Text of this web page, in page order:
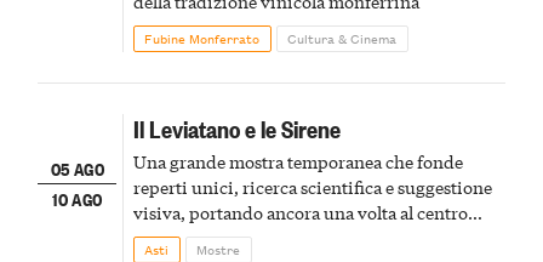
Fubine Monferrato Cultura & Cinema
05 AGO
10 AGO
Il Leviatano e le Sirene
Una grande mostra temporanea che fonde
reperti unici, ricerca scientifica e suggestione
visiva, portando ancora una volta al centro
della scena le meraviglie del passato astigiano
Asti Mostre